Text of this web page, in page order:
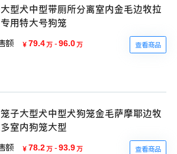
型犬中型带厕所分离室内金毛边牧拉
用特大号狗笼
额 ￥ 79.4万 - 96.0万 查看商品
子大型犬中型犬狗笼金毛萨摩耶边牧
室内狗笼大型
额 ￥ 78.2万 - 93.9万 查看商品